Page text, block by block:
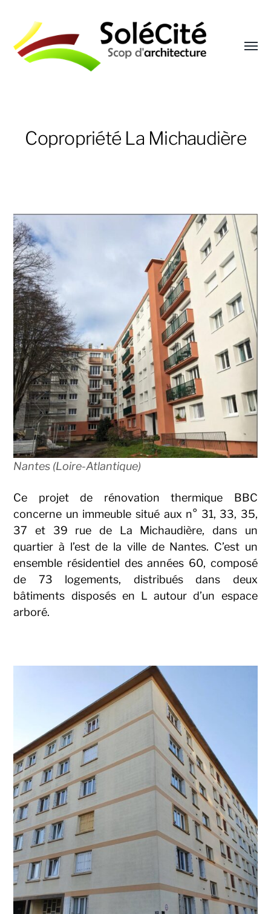
Copropriété La Michaudière
Nantes (Loire-Atlantique)
Ce projet de rénovation thermique BBC
concerne un immeuble situé aux n° 31, 33, 35,
37 et 39 rue de La Michaudière, dans un
quartier à l’est de la ville de Nantes. C’est un
ensemble résidentiel des années 60, composé
de 73 logements, distribués dans deux
bâtiments disposés en L autour d’un espace
arboré.